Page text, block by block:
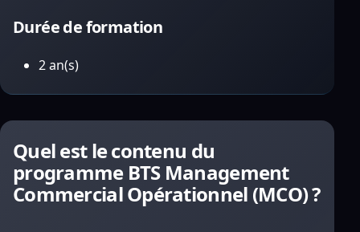
Durée de formation
2 an(s)
Quel est le contenu du
programme BTS Management
Commercial Opérationnel (MCO) ?